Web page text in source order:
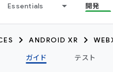
Essentials 開発
ANDROID XR
ガイド テスト